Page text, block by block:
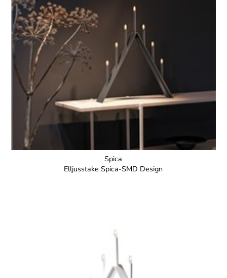
Spica
Elljusstake Spica-SMD Design